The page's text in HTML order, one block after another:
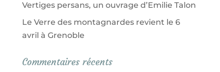
Vertiges persans, un ouvrage d’Emilie Talon
Le Verre des montagnardes revient le 6
avril à Grenoble
Commentaires récents